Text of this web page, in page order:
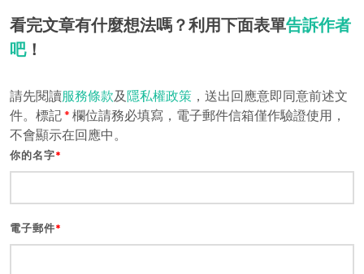
看完文章有什麼想法嗎？利用下面表單告訴作者
吧！
請先閱讀服務條款及隱私權政策 ，送出回應意即同意前述文
件。標記 * 欄位請務必填寫，電子郵件信箱僅作驗證使用，
不會顯示在回應中。
你的名字*
電子郵件*